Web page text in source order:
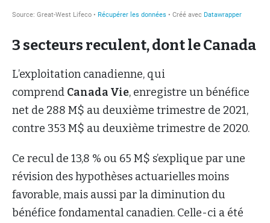
3 secteurs reculent, dont le Canada
L’exploitation canadienne, qui
comprend Canada Vie, enregistre un bénéfice
net de 288 M$ au deuxième trimestre de 2021,
contre 353 M$ au deuxième trimestre de 2020.
Ce recul de 13,8 % ou 65 M$ s’explique par une
révision des hypothèses actuarielles moins
favorable, mais aussi par la diminution du
bénéfice fondamental canadien. Celle-ci a été